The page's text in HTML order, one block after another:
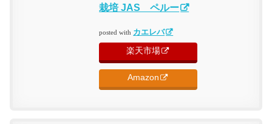
栽培 JAS ペルー
posted with カエレバ
楽天市場
Amazon